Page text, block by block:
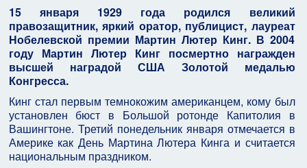
15 января 1929 года родился великий
правозащитник, яркий оратор, публицист, лауреат
Нобелевской премии Мартин Лютер Кинг. В 2004
году Мартин Лютер Кинг посмертно награжден
высшей наградой США Золотой медалью
Конгресса.
Кинг стал первым темнокожим американцем, кому был
установлен бюст в Большой ротонде Капитолия в
Вашингтоне. Третий понедельник января отмечается в
Америке как День Мартина Лютера Кинга и считается
национальным праздником.